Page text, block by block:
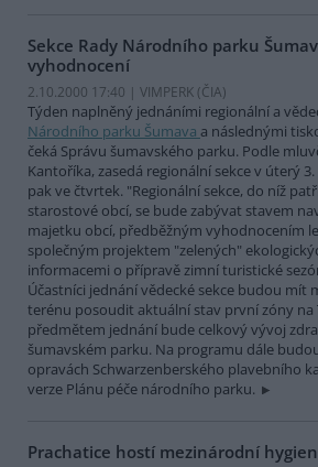
Sekce Rady Národního parku
vyhodnocení
2.10.2000 17:40 | VIMPERK (ČIA)
Týden naplněný jednáními regionální a
Národního parku Šumava a následnými
čeká Správu šumavského parku. Podle
Kantoříka, zasedá regionální sekce v úterý
pak ve čtvrtek. "Regionální sekce, do níž
starostové obcí, se bude zabývat stavem
majetku obcí, předběžným vyhodnocením
společným projektem "zelených"
informacemi o přípravě zimní turistické
Účastníci jednání vědecké sekce budou mít
terénu posoudit aktuální stav první zóny na
předmětem jednání bude celkový vývoj
šumavském parku. Na programu dále
opravách Schwarzenberského plavebního
verze Plánu péče národního parku.
Prachatice hostí mezinárodní